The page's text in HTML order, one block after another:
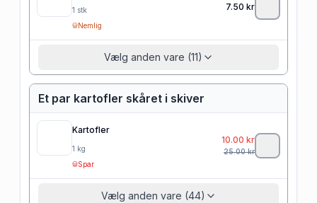
1 stk
Nemlig
7.50 kr
Vælg anden vare (11)
Et par kartofler skåret i skiver
Kartofler
1 kg
Spar
10.00 kr
25.00kr
Vælg anden vare (44)